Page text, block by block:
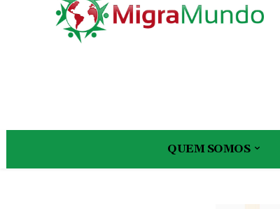
QUEM SOMOS